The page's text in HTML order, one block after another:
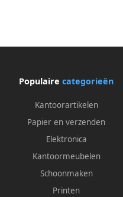
Populaire categorieën
Kantoorartikelen
Papier en verzenden
Elektronica
Kantoormeubelen
Schoonmaken
Printen